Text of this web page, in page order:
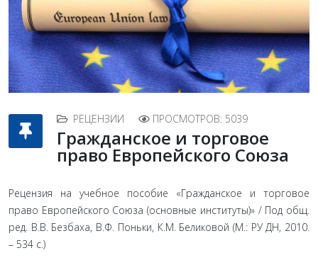
РЕЦЕНЗИИ ПРОСМОТРОВ: 5039
Гражданское и торговое
право Европейского Союза
Рецензия на учебное пособие «Гражданское и торговое
право Европейского Союза (основные институты)» / Под общ.
ред. В.В. Безбаха, В.Ф. Поньки, К.М. Беликовой (М.: РУ ДН, 2010.
– 534 с.)